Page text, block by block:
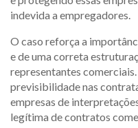
indevida a empregadores.
O caso reforça a
e de uma correta
representantes
previsibilidade nas
empresas de
legítima de contratos